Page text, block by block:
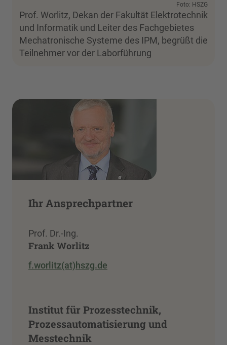
Foto: HSZG
Prof. Worlitz, Dekan der Fakultät Elektrotechnik
und Informatik und Leiter des Fachgebietes
Mechatronische Systeme des IPM, begrüßt die
Teilnehmer vor der Laborführung
Ihr Ansprechpartner
Prof. Dr.-Ing.
Frank Worlitz
f.worlitz(at)hszg.de
Institut für Prozesstechnik,
Prozessautomatisierung und
Messtechnik